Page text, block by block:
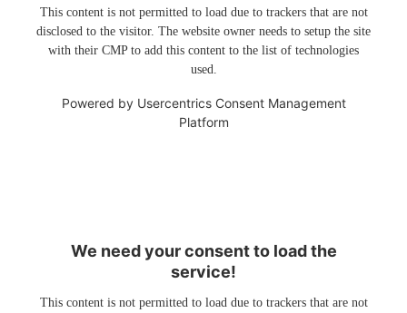
This content is not permitted to load due to trackers that are not
disclosed to the visitor. The website owner needs to setup the site
with their CMP to add this content to the list of technologies
used.
Powered by Usercentrics Consent Management
Platform
We need your consent to load the
service!
This content is not permitted to load due to trackers that are not